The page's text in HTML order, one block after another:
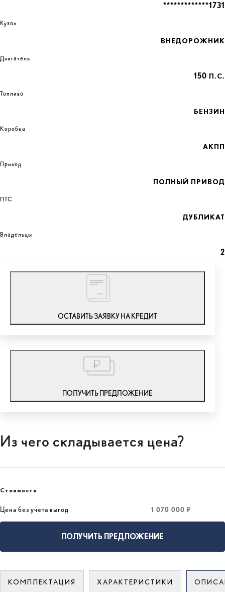
*************1731
Кузов
ВНЕДОРОЖНИК
Двигатель
150 Л.С.
Топливо
БЕНЗИН
Коробка
АКПП
Привод
ПОЛНЫЙ ПРИВОД
ПТС
ДУБЛИКАТ
Владельцы
2
ОСТАВИТЬ ЗАЯВКУ НА КРЕДИТ
ПОЛУЧИТЬ ПРЕДЛОЖЕНИЕ
Из чего складывается цена?
Стоимость
Цена без учета выгод 1 070 000 ₽
ПОЛУЧИТЬ ПРЕДЛОЖЕНИЕ
КОМПЛЕКТАЦИЯ ХАРАКТЕРИСТИКИ